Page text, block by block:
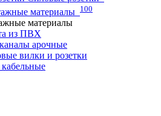
материалы 100
материалы
из ПВХ
арочные
вилки и розетки